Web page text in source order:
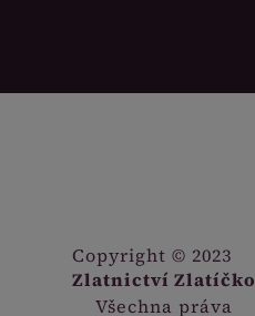
Copyright © 2023
Zlatnictví Zlatíčko
Všechna práva